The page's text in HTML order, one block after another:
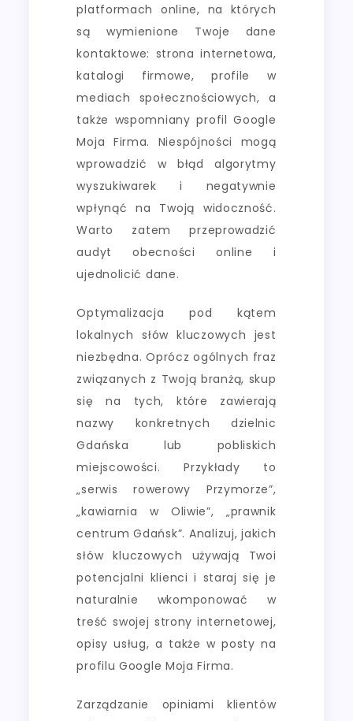
platformach online, na których
są wymienione Twoje dane
kontaktowe: strona internetowa,
katalogi firmowe, profile w
mediach społecznościowych, a
także wspomniany profil Google
Moja Firma. Niespójności mogą
wprowadzić w błąd algorytmy
wyszukiwarek i negatywnie
wpłynąć na Twoją widoczność.
Warto zatem przeprowadzić
audyt obecności online i
ujednolicić dane.
Optymalizacja pod kątem
lokalnych słów kluczowych jest
niezbędna. Oprócz ogólnych fraz
związanych z Twoją branżą, skup
się na tych, które zawierają
nazwy konkretnych dzielnic
Gdańska lub pobliskich
miejscowości. Przykłady to
„serwis rowerowy Przymorze”,
„kawiarnia w Oliwie”, „prawnik
centrum Gdańsk”. Analizuj, jakich
słów kluczowych używają Twoi
potencjalni klienci i staraj się je
naturalnie wkomponować w
treść swojej strony internetowej,
opisy usług, a także w posty na
profilu Google Moja Firma.
Zarządzanie opiniami klientów